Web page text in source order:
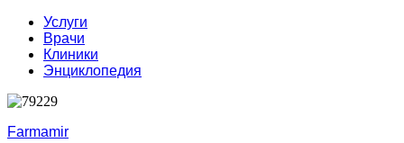
Услуги
Врачи
Клиники
Энциклопедия
Farmamir